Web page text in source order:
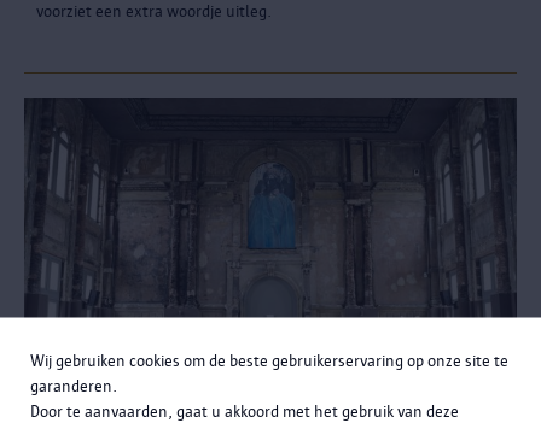
Wij gebruiken cookies om de beste gebruikerservaring op onze site te
garanderen.
Door te aanvaarden, gaat u akkoord met het gebruik van deze
voorziet een extra woordje uitleg.